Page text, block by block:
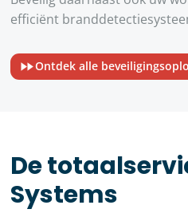
efficiënt
Ontdek alle
De
Systems